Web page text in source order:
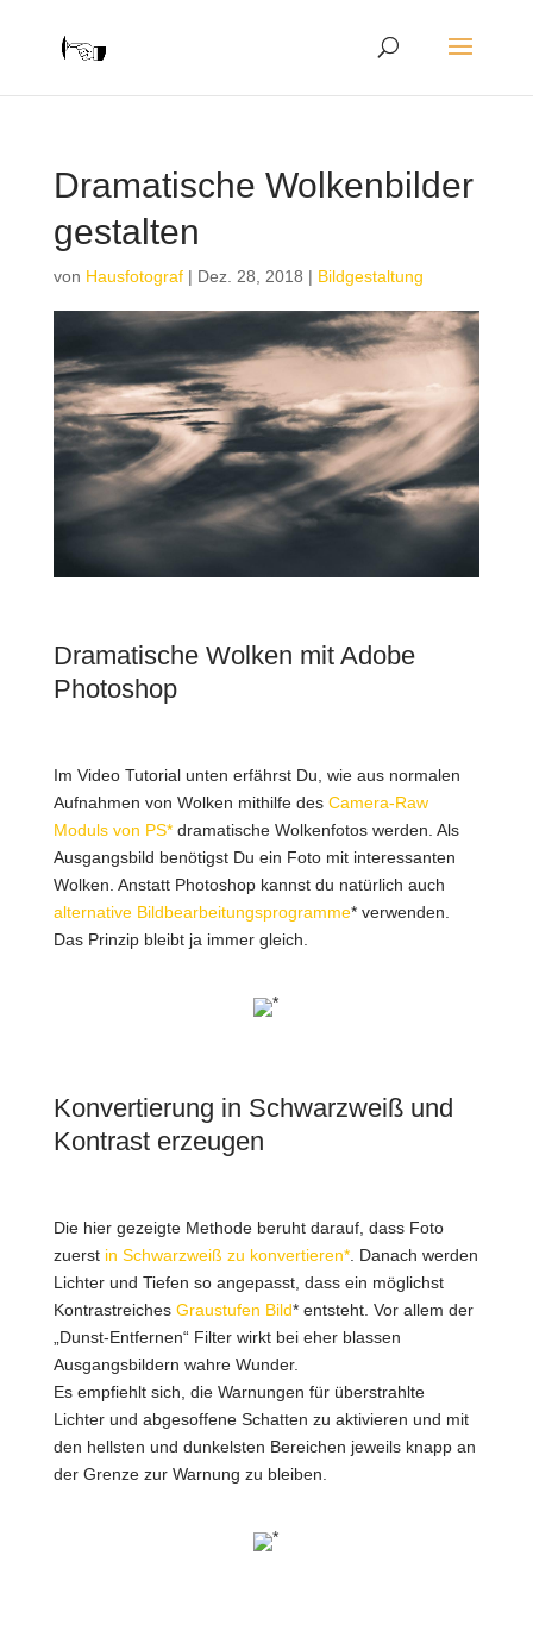
Dramatische Wolkenbilder
gestalten
von Hausfotograf| Dez. 28, 2018 | Bildgestaltung
Dramatische Wolken mit Adobe
Photoshop
Im Video Tutorial unten erfährst Du, wie aus normalen
Aufnahmen von Wolken mithilfe des Camera-Raw
Moduls von PS*dramatische Wolkenfotos werden. Als
Ausgangsbild benötigst Du ein Foto mit interessanten
Wolken. Anstatt Photoshop kannst du natürlich auch
alternative Bildbearbeitungsprogramme* verwenden.
Das Prinzip bleibt ja immer gleich.
*
Konvertierung in Schwarzweiß und
Kontrast erzeugen
Die hier gezeigte Methode beruht darauf, dass Foto
zuerstin Schwarzweiß zu konvertieren*. Danach werden
Lichter und Tiefen so angepasst, dass ein möglichst
Kontrastreiches Graustufen Bild* entsteht. Vor allem der
„Dunst-Entfernen“ Filter wirkt bei eher blassen
Ausgangsbildern wahre Wunder.
Es empfiehlt sich, die Warnungen für überstrahlte
Lichter und abgesoffene Schatten zu aktivieren und mit
den hellsten und dunkelsten Bereichen jeweils knapp an
der Grenze zur Warnung zu bleiben.
*